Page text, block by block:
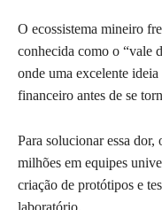
O ecossistema mineiro
conhecida como o “vale
onde uma excelente
financeiro antes de se
Para solucionar essa
milhões em equipes
criação de protótipos e
laboratório.